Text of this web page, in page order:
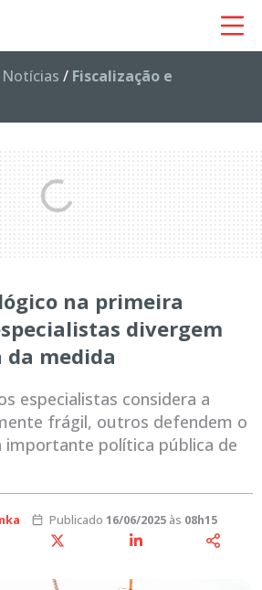
Notícias / Fiscalização e
na primeira
divergem
da medida
especialistas considera a
frágil, outros defendem o
importante política pública de
Publicado 16/06/2025às 08h15